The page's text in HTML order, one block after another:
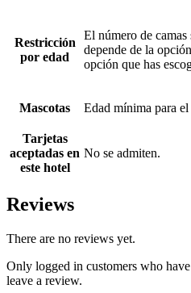
Restricción
por edad
El número de
depende de la
opción que has
Mascotas Edad mínima para
Tarjetas
aceptadas en
este hotel
No se admiten.
Reviews
There are no reviews yet.
Only logged in customers who
leave a review.